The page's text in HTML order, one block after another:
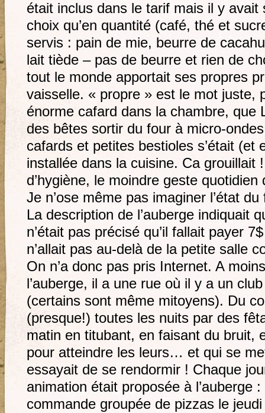
était inclus dans le tarif mais il y
choix qu’en quantité (café, thé et
servis : pain de mie, beurre de
lait tiède – pas de beurre et rien de
tout le monde apportait ses propres
vaisselle. « propre » est le mot juste,
énorme cafard dans la chambre, que
des bêtes sortir du four à micro-
cafards et petites bestioles s’était (et
installée dans la cuisine. Ca grouillait
d’hygiène, le moindre geste
Je n’ose même pas imaginer l’état
La description de l’auberge indiquait
n’était pas précisé qu’il fallait payer
n’allait pas au-delà de la petite salle
On n’a donc pas pris Internet. A
l’auberge, il a une rue où il y a un
(certains sont même mitoyens). Du
(presque!) toutes les nuits par des
matin en titubant, en faisant du bruit,
pour atteindre les leurs… et qui se
essayait de se rendormir ! Chaque
animation était proposée à l’auberge
commande groupée de pizzas le